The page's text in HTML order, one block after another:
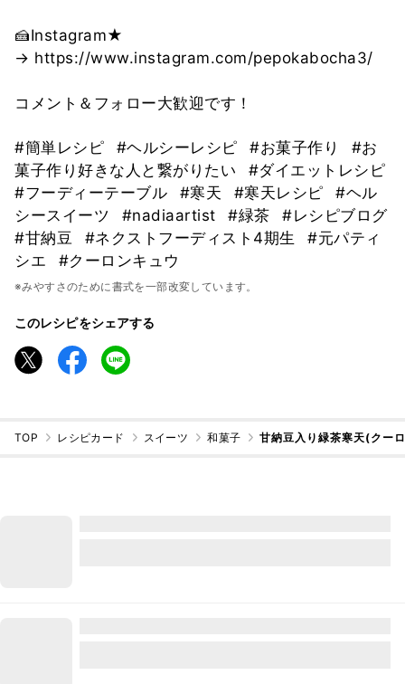
🍰Instagram★
→ https://www.instagram.com/pepokabocha3/
コメント＆フォロー大歓迎です！
#簡単レシピ #ヘルシーレシピ #お菓子作り
#お
菓子作り好きな人と繋がりたい
#ダイエットレシピ
#フーディーテーブル
#寒天 #寒天レシピ
#ヘル
シースイーツ
#nadiaartist #緑茶
#レシピブログ
#甘納豆
#ネクストフーディスト4期生
#元パティ
シエ
#クーロンキュウ
※みやすさのために書式を一部改変しています。
このレシピをシェアする
TOP レシピカード スイーツ 和菓子 甘納豆入り緑茶寒天(クー